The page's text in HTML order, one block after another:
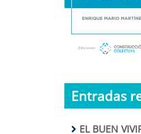
Entradas
EL BUEN